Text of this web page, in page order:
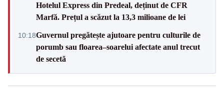
Hotelul Express din Predeal, deținut de CFR
Marfă. Prețul a scăzut la 13,3 milioane de lei
10:18Guvernul pregătește ajutoare pentru culturile de
porumb sau floarea–soarelui afectate anul trecut
de secetă